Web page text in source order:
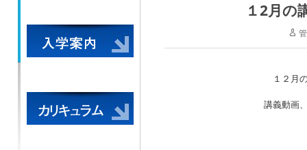
１2月の
１２月
講義動画